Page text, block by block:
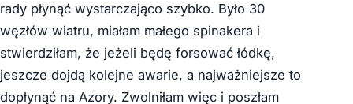
rady płynąć wystarczająco szybko. Było 30
węzłów wiatru, miałam małego spinakera i
stwierdziłam, że jeżeli będę forsować łódkę,
jeszcze dojdą kolejne awarie, a najważniejsze to
dopłynąć na Azory. Zwolniłam więc i poszłam